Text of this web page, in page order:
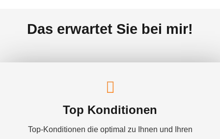
Das erwartet Sie bei mir!
Top Konditionen
Top-Konditionen die optimal zu Ihnen und Ihren